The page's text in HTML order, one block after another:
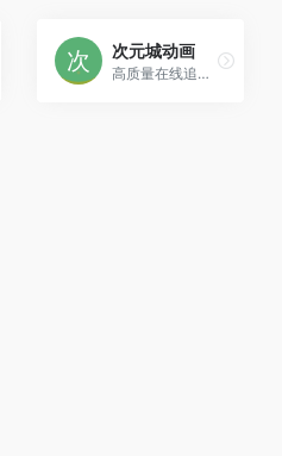
次元城动画
高质量在线追番网站！